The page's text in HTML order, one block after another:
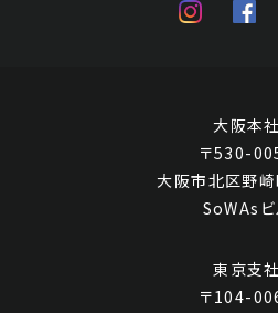
大阪本社
〒530-
大阪市北区野
SoWAsビ
東京支社
〒104-